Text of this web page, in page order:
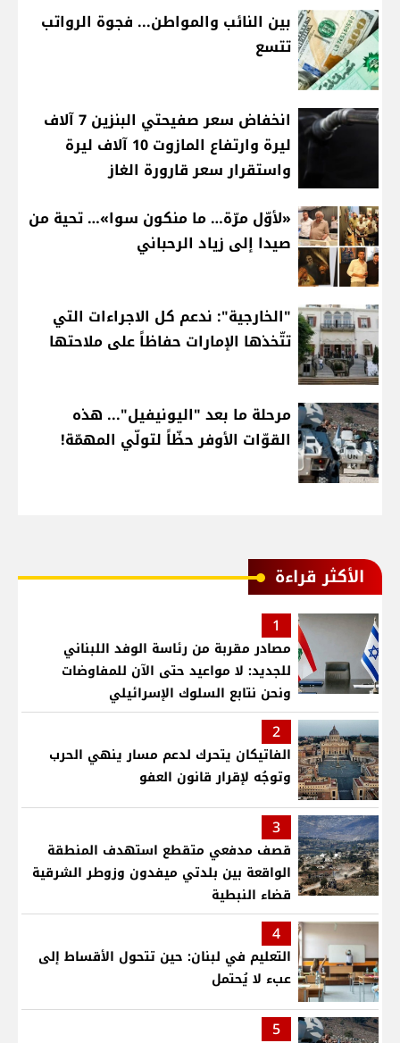
بين النائب والمواطن... فجوة الرواتب
تتسع
انخفاض سعر صفيحتي البنزين 7 آلاف
ليرة وارتفاع المازوت 10 آلاف ليرة
واستقرار سعر قارورة الغاز
«لأوّل مرّة… ما منكون سوا»… تحية من
صيدا إلى زياد الرحباني
"الخارجية": ندعم كل الاجراءات التي
تتّخذها الإمارات حفاظاً على ملاحتها
مرحلة ما بعد "اليونيفيل"... هذه
القوّات الأوفر حظّاً لتولّي المهمّة!
الأكثر قراءة
1
مصادر مقربة من رئاسة الوفد اللبناني
للجديد: لا مواعيد حتى الآن للمفاوضات
ونحن نتابع السلوك الإسرائيلي
2
الفاتيكان يتحرك لدعم مسار ينهي الحرب
وتوجُه لإقرار قانون العفو
3
قصف مدفعي متقطع استهدف المنطقة
الواقعة بين بلدتي ميفدون وزوطر الشرقية
قضاء النبطية
4
التعليم في لبنان: حين تتحول الأقساط إلى
عبء لا يُحتمل
5